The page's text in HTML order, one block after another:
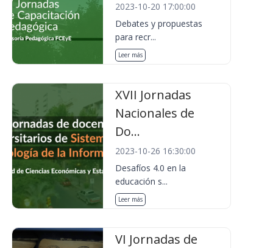
2023-10-20 17:00:00
Debates y propuestas
para recr...
Leer más
XVII Jornadas
Nacionales de
Do...
2023-10-26 16:30:00
Desafíos 4.0 en la
educación s...
Leer más
VI Jornadas de